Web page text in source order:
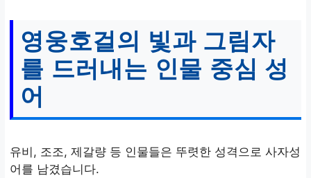
영웅호걸의 빛과 그림자
를 드러내는 인물 중심 성
어
유비, 조조, 제갈량 등 인물들은 뚜렷한 성격으로 사자성
어를 남겼습니다.